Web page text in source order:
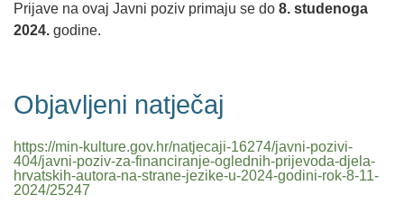
Prijave na ovaj Javni poziv primaju se do 8. studenoga
2024. godine.
Objavljeni natječaj
https://min-kulture.gov.hr/natjecaji-16274/javni-pozivi-
404/javni-poziv-za-financiranje-oglednih-prijevoda-djela-
hrvatskih-autora-na-strane-jezike-u-2024-godini-rok-8-11-
2024/25247